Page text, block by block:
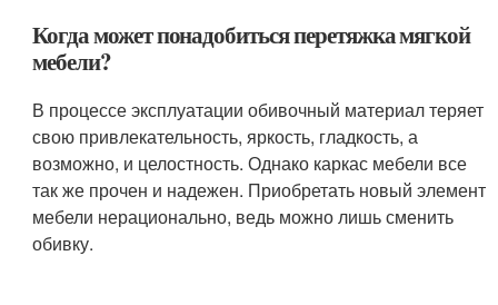
Когда может понадобиться перетяжка мягкой
мебели?
В процессе эксплуатации обивочный материал теряет
свою привлекательность, яркость, гладкость, а
возможно, и целостность. Однако каркас мебели все
так же прочен и надежен. Приобретать новый элемент
мебели нерационально, ведь можно лишь сменить
обивку.